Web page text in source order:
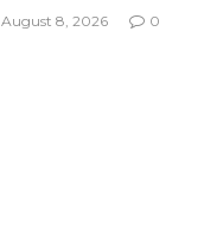
August 8, 2026 0